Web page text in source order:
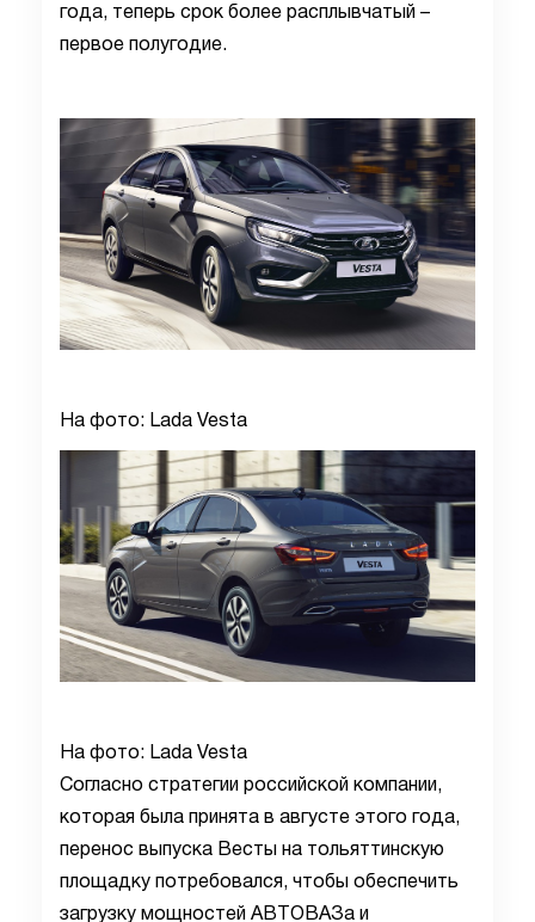
года, теперь срок более расплывчатый –
первое полугодие.
На фото: Lada Vesta
На фото: Lada Vesta
Согласно стратегии российской компании,
которая была принята в августе этого года,
перенос выпуска Весты на тольяттинскую
площадку потребовался, чтобы обеспечить
загрузку мощностей АВТОВАЗа и